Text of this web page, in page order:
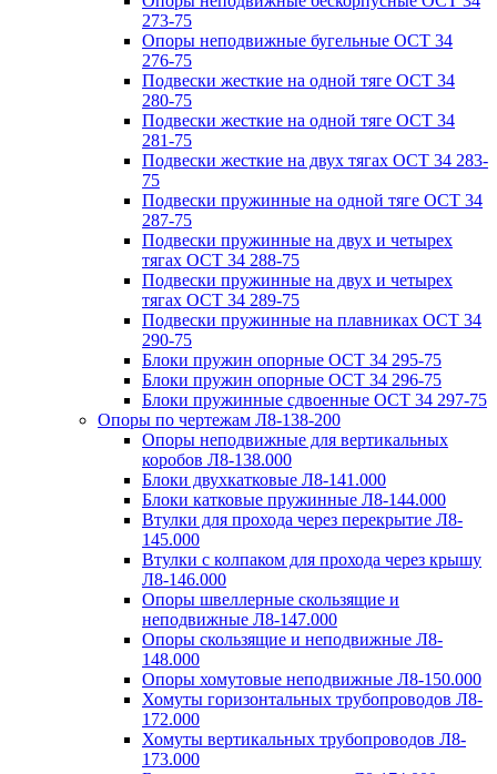
273-75
Опоры неподвижные бугельные ОСТ 34
276-75
Подвески жесткие на одной тяге ОСТ 34
280-75
Подвески жесткие на одной тяге ОСТ 34
281-75
Подвески жесткие на двух тягах ОСТ 34 283-
75
Подвески пружинные на одной тяге ОСТ 34
287-75
Подвески пружинные на двух и четырех
тягах ОСТ 34 288-75
Подвески пружинные на двух и четырех
тягах ОСТ 34 289-75
Подвески пружинные на плавниках ОСТ 34
290-75
Блоки пружин опорные ОСТ 34 295-75
Блоки пружин опорные ОСТ 34 296-75
Блоки пружинные сдвоенные ОСТ 34 297-75
Опоры по чертежам Л8-138-200
Опоры неподвижные для вертикальных
коробов Л8-138.000
Блоки двухкатковые Л8-141.000
Блоки катковые пружинные Л8-144.000
Втулки для прохода через перекрытие Л8-
145.000
Втулки с колпаком для прохода через крышу
Л8-146.000
Опоры швеллерные скользящие и
неподвижные Л8-147.000
Опоры скользящие и неподвижные Л8-
148.000
Опоры хомутовые неподвижные Л8-150.000
Хомуты горизонтальных трубопроводов Л8-
172.000
Хомуты вертикальных трубопроводов Л8-
173.000